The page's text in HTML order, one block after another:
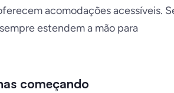
acomodações acessíveis.
estendem a mão para
começando